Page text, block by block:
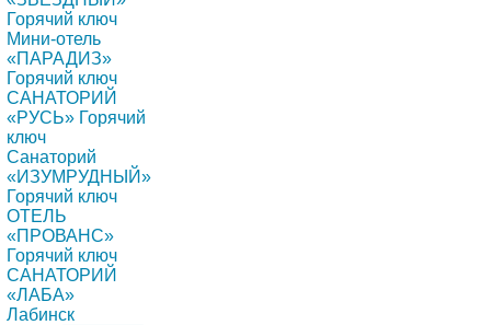
Горячий ключ
Мини-отель
«ПАРАДИЗ»
Горячий ключ
САНАТОРИЙ
«РУСЬ» Горячий
ключ
Санаторий
«ИЗУМРУДНЫЙ»
Горячий ключ
ОТЕЛЬ
«ПРОВАНС»
Горячий ключ
САНАТОРИЙ
«ЛАБА»
Лабинск